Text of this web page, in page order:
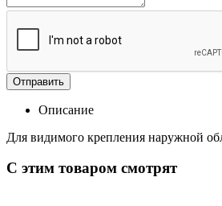
Отправить
Описание
Для видимого крепления наружной
С этим товаром смотрят